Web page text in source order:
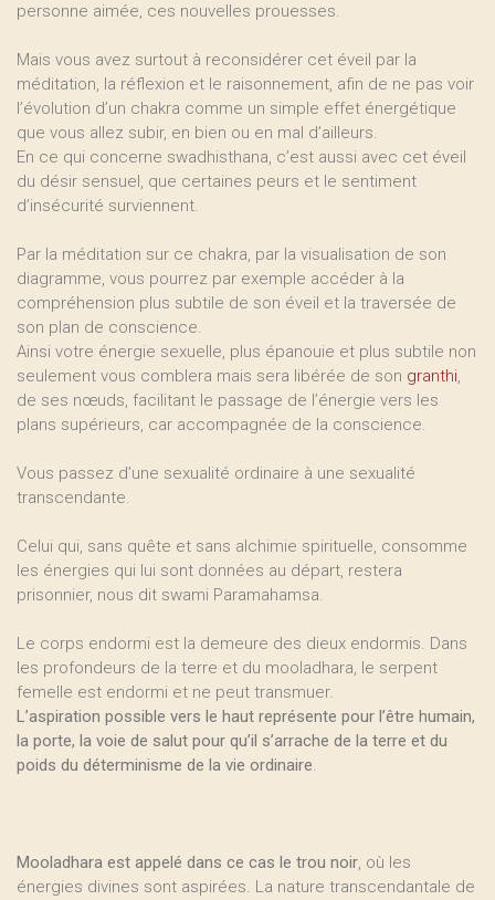
personne aimée, ces nouvelles prouesses.
Mais vous avez surtout à reconsidérer cet éveil par la
méditation, la réflexion et le raisonnement, afin de ne pas voir
l’évolution d’un chakra comme un simple effet énergétique
que vous allez subir, en bien ou en mal d’ailleurs.
En ce qui concerne swadhisthana, c’est aussi avec cet éveil
du désir sensuel, que certaines peurs et le sentiment
d’insécurité surviennent.
Par la méditation sur ce chakra, par la visualisation de son
diagramme, vous pourrez par exemple accéder à la
compréhension plus subtile de son éveil et la traversée de
son plan de conscience.
Ainsi votre énergie sexuelle, plus épanouie et plus subtile non
seulement vous comblera mais sera libérée de son granthi,
de ses nœuds, facilitant le passage de l’énergie vers les
plans supérieurs, car accompagnée de la conscience.
Vous passez d’une sexualité ordinaire à une sexualité
transcendante.
Celui qui, sans quête et sans alchimie spirituelle, consomme
les énergies qui lui sont données au départ, restera
prisonnier, nous dit swami Paramahamsa.
Le corps endormi est la demeure des dieux endormis. Dans
les profondeurs de la terre et du mooladhara, le serpent
femelle est endormi et ne peut transmuer.
L’aspiration possible vers le haut représente pour l’être humain,
la porte, la voie de salut pour qu’il s’arrache de la terre et du
poids du déterminisme de la vie ordinaire.
Mooladhara est appelé dans ce cas le trou noir, où les
énergies divines sont aspirées. La nature transcendantale de